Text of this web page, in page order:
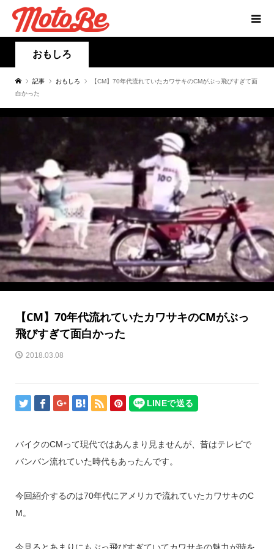
おもしろ
記事 おもしろ
【CM】70年代流れていたカワサキのCMがぶっ飛びすぎて面
白かった
【CM】70年代流れていたカワサキのCMがぶっ
飛びすぎて面白かった
2018.03.08
バイクのCMって現代ではあんまり見ませんが、昔はテレビで
バンバン流れていた時代もあったんです。
今回紹介するのは70年代にアメリカで流れていたカワサキのC
M。
今見るとあまりにもぶっ飛びすぎていてカワサキの魅力が時を